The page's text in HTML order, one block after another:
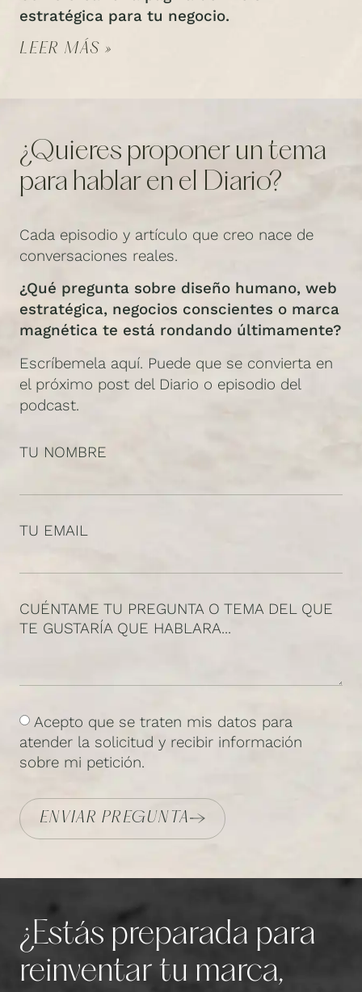
estratégica para tu negocio.
LEER MÁS »
¿Quieres proponer un tema
para hablar en el Diario?
Cada episodio y artículo que creo nace de
conversaciones reales.
¿Qué pregunta sobre diseño humano, web
estratégica, negocios conscientes o marca
magnética te está rondando últimamente?
Escríbemela aquí. Puede que se convierta en
el próximo post del Diario o episodio del
podcast.
TU NOMBRE
TU EMAIL
CUÉNTAME TU PREGUNTA O TEMA DEL QUE
TE GUSTARÍA QUE HABLARA...
Acepto que se traten mis datos para
atender la solicitud y recibir información
sobre mi petición.
ENVIAR PREGUNTA
¿Estás preparada para
reinventar tu marca,